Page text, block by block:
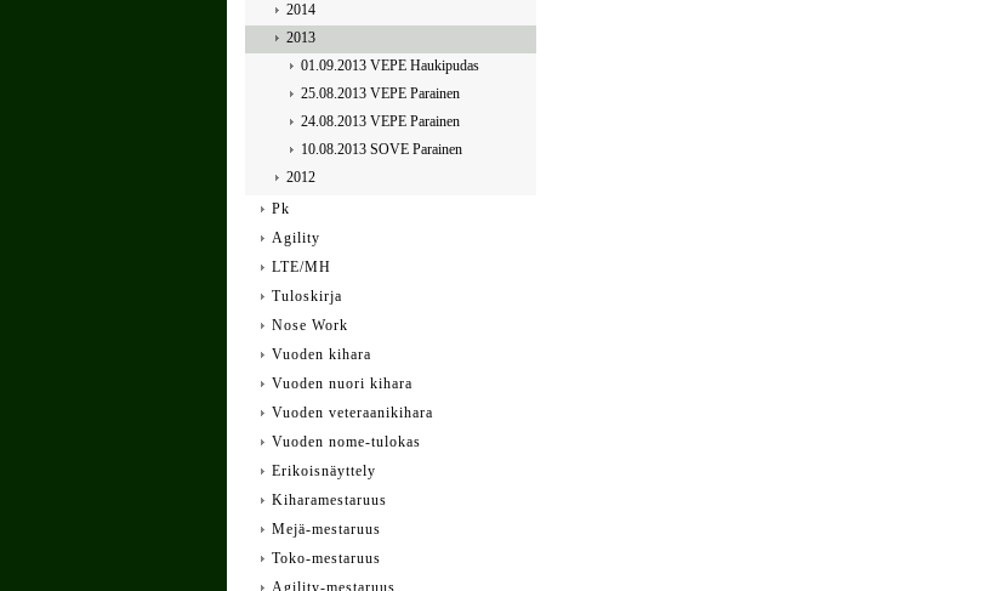
2014
2013
01.09.2013 VEPE Haukipudas
25.08.2013 VEPE Parainen
24.08.2013 VEPE Parainen
10.08.2013 SOVE Parainen
2012
Pk
Agility
LTE/MH
Tuloskirja
Nose Work
Vuoden kihara
Vuoden nuori kihara
Vuoden veteraanikihara
Vuoden nome-tulokas
Erikoisnäyttely
Kiharamestaruus
Mejä-mestaruus
Toko-mestaruus
Agility-mestaruus